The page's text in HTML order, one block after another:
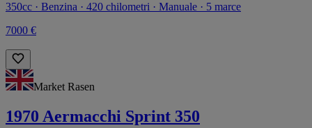
350cc · Benzina · 420 chilometri · Manuale · 5 marce
7000 €
Market Rasen
1970 Aermacchi Sprint 350